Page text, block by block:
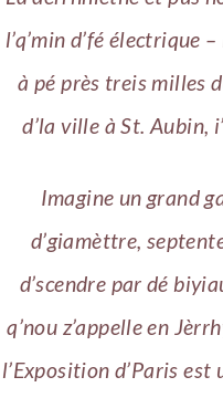
l’q’min d’fé électrique
à pé près treis milles
d’la ville à St. Aubin,
Imagine un grand
d’giamèttre,
d’scendre par dé
q’nou z’appelle en
l’Exposition d’Paris